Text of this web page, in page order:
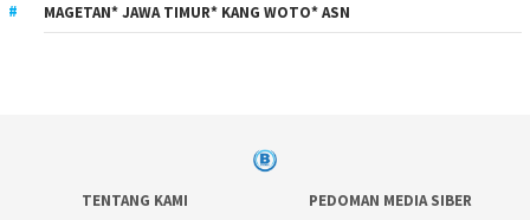
MAGETAN* JAWA TIMUR* KANG WOTO* ASN
TENTANG KAMI PEDOMAN MEDIA SIBER